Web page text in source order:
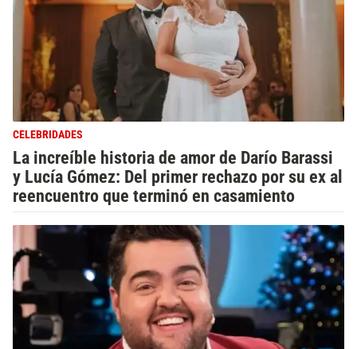
CELEBRIDADES
La increíble historia de amor de Darío Barassi
y Lucía Gómez: Del primer rechazo por su ex al
reencuentro que terminó en casamiento